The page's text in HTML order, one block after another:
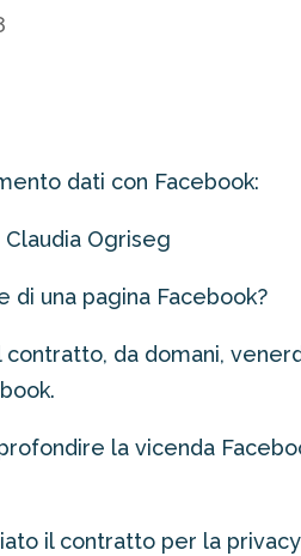
dati con Facebook:
Claudia Ogriseg
di una pagina Facebook?
da domani,
la vicenda
il contratto per la